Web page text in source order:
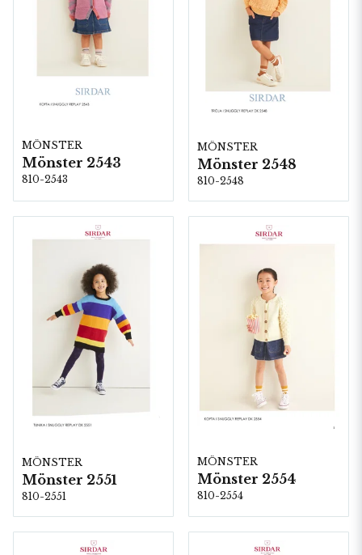
MÖNSTER
Mönster 2543
810-2543
MÖNSTER
Mönster 2548
810-2548
MÖNSTER
Mönster 2551
810-2551
MÖNSTER
Mönster 2554
810-2554